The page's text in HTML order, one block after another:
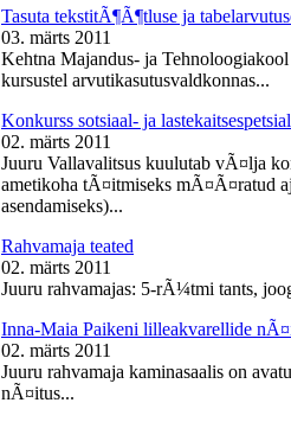
Tasuta tekstitÃ¶Ã¶tluse ja
03. märts 2011
Kehtna Majandus- ja
kursustel arvutikasutusvaldkonnas...
Konkurss sotsiaal- ja
02. märts 2011
Juuru Vallavalitsus kuulutab vÃ¤lja
ametikoha tÃ¤itmiseks mÃ¤Ã¤ratud
asendamiseks)...
Rahvamaja teated
02. märts 2011
Juuru rahvamajas: 5-rÃ¼tmi tants,
Inna-Maia Paikeni lilleakvarellide
02. märts 2011
Juuru rahvamaja kaminasaalis on
nÃ¤itus...